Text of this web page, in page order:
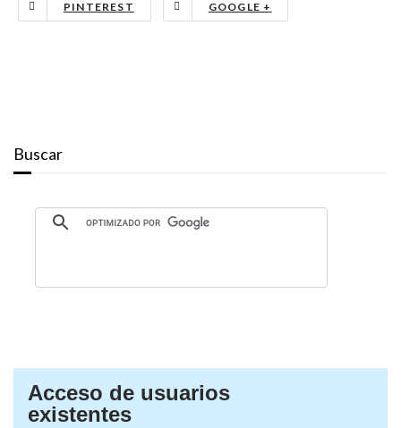
PINTEREST GOOGLE +
Buscar
Acceso de usuarios
existentes